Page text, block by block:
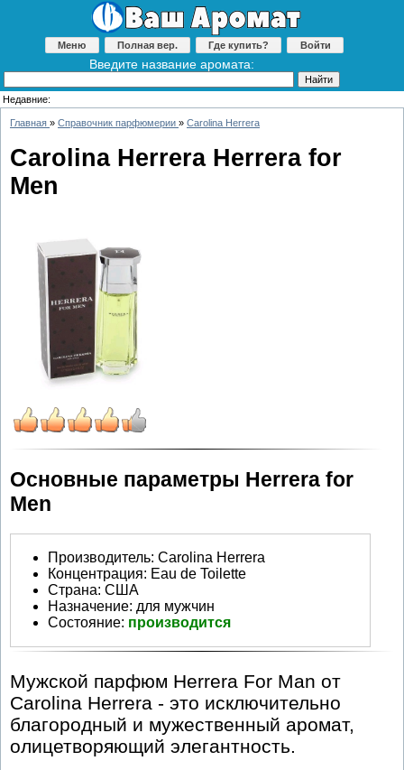
Меню Полная вер. Где купить? Войти
Введите название аромата:
Недавние:
Главная » Справочник парфюмерии » Carolina Herrera
Carolina Herrera Herrera for
Men
Основные параметры Herrera for
Men
Производитель: Carolina Herrera
Концентрация: Eau de Toilette
Страна: США
Назначение: для мужчин
Состояние: производится
Мужской парфюм Herrera For Man от
Carolina Herrera - это исключительно
благородный и мужественный аромат,
олицетворяющий элегантность.